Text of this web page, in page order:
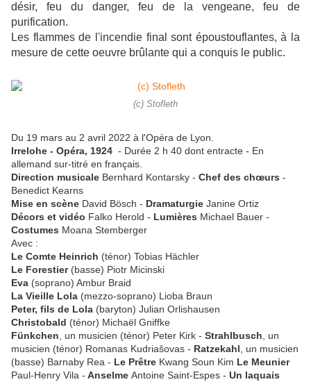
désir, feu du danger, feu de la vengeane, feu de
purification.
Les flammes de l'incendie final sont époustouflantes, à la
mesure de cette oeuvre brûlante qui a conquis le public.
(c) Stofleth
Du 19 mars au 2 avril 2022 à l'Opéra de Lyon.
Irrelohe - Opéra, 1924 - Durée 2 h 40 dont entracte - En
allemand sur-titré en français.
Direction musicale Bernhard Kontarsky - Chef des chœurs -
Benedict Kearns
Mise en scène David Bösch - Dramaturgie Janine Ortiz
Décors et vidéo Falko Herold - Lumières Michael Bauer -
Costumes Moana Stemberger
Avec :
Le Comte Heinrich (ténor) Tobias Hächler
Le Forestier (basse) Piotr Micinski
Eva (soprano) Ambur Braid
La Vieille Lola (mezzo-soprano) Lioba Braun
Peter, fils de Lola (baryton) Julian Orlishausen
Christobald (ténor) Michaël Gniffke
Fünkchen , un musicien (ténor) Peter Kirk - Strahlbusch , un
musicien (ténor) Romanas Kudriašovas - Ratzekahl , un musicien
(basse) Barnaby Rea - Le Prêtre Kwang Soun Kim Le Meunier
Paul-Henry Vila - Anselme Antoine Saint-Espes - Un laquais